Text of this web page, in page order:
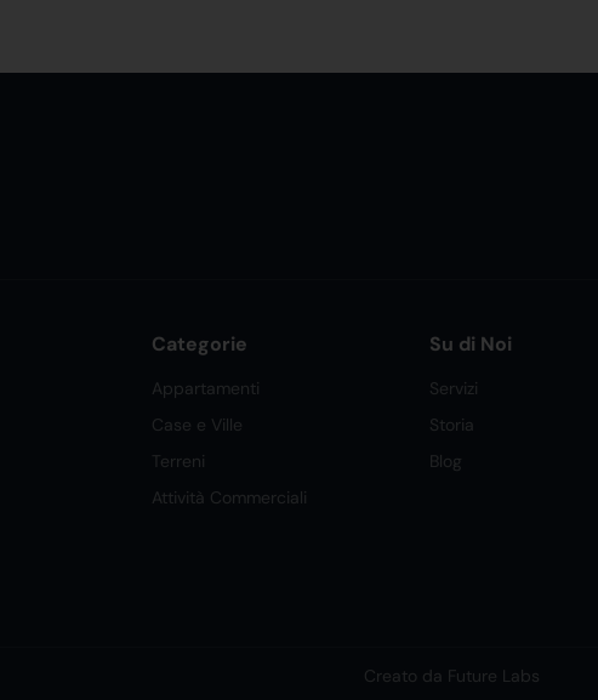
Categorie
Appartamenti
Case e Ville
Terreni
Attività Commerciali
Su di Noi
Servizi
Storia
Blog
Creato da Future Labs